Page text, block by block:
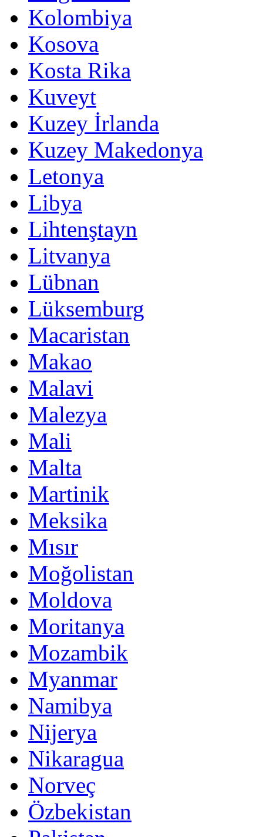
Kolombiya
Kosova
Kosta Rika
Kuveyt
Kuzey İrlanda
Kuzey Makedonya
Letonya
Libya
Lihtenştayn
Litvanya
Lübnan
Lüksemburg
Macaristan
Makao
Malavi
Malezya
Mali
Malta
Martinik
Meksika
Mısır
Moğolistan
Moldova
Moritanya
Mozambik
Myanmar
Namibya
Nijerya
Nikaragua
Norveç
Özbekistan